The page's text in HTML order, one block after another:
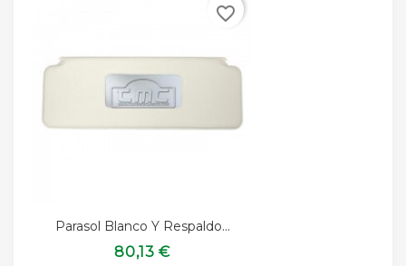
Parasol Blanco Y Respaldo...
80,13 €
favorite_border